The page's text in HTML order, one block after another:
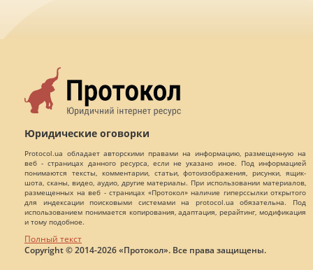
Юридические оговорки
Protocol.ua обладает авторскими правами на информацию, размещенную на
веб - страницах данного ресурса, если не указано иное. Под информацией
понимаются тексты, комментарии, статьи, фотоизображения, рисунки, ящик-
шота, сканы, видео, аудио, другие материалы. При использовании материалов,
размещенных на веб - страницах «Протокол» наличие гиперссылки открытого
для индексации поисковыми системами на protocol.ua обязательна. Под
использованием понимается копирования, адаптация, рерайтинг, модификация
и тому подобное.
Полный текст
Copyright © 2014-2026 «Протокол». Все права защищены.